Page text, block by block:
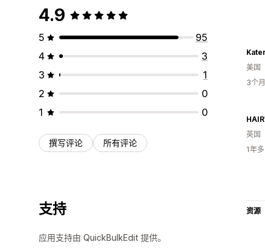
4.9
5
95
4
3
3
1
2
0
1
0
撰写评论 所有评论
美国
3个
英国
1年
支持
应用支持由 QuickBulkEdit 提供。
资源